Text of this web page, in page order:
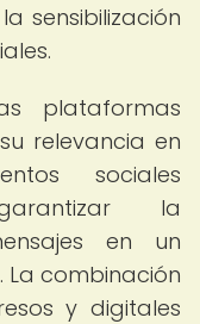
sensibilización
plataformas
relevancia en
sociales
la
en un
combinación
y digitales